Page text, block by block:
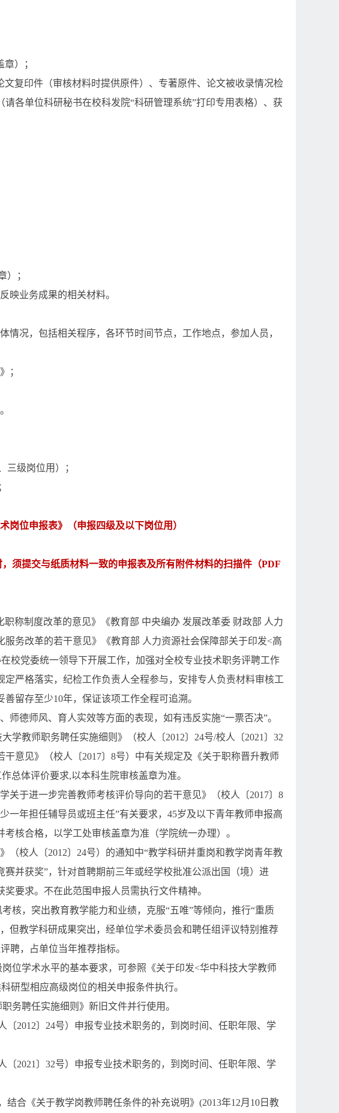
）；
复印件（审核材料时提供原件）、专著原件、论文被收录情况检
各单位科研秘书在校科发院“科研管理系统”打印专用表格）、获
）；
映业务成果的相关材料。
情况，包括相关程序，各环节时间节点，工作地点，参加人员，
；
三级岗位用）；
岗位申报表》（申报四级及以下岗位用）
须提交与纸质材料一致的申报表及所有附件材料的扫描件（PDF
称制度改革的意见》《教育部 中央编办 发展改革委 财政部 人力
务改革的若干意见》《教育部 人力资源社会保障部关于印发<高
校党委统一领导下开展工作，加强对全校专业技术职务评聘工作
严格落实，纪检工作负责人全程参与，安排专人负责材料审核工
善留存至少10年，保证该项工作全程可追溯。
德师风、育人实效等方面的表现，如有违反实施“一票否决”。
学教师职务聘任实施细则》（校人〔2012〕 24号/校人〔2021 〕 32
干意见》（校人〔2017〕 8号）中有关规定及《关于职称晋升教师
总体评价要求,以本科生院审核盖章为准。
关于进一步完善教师考核评价导向的若干意见》（校人〔2017〕 8
一年担任辅导员或班主任”有关要求， 45岁及以下青年教师申报高
核合格，以学工处审核盖章为准（学院统一办理）。
（校人〔2012〕 24号）的通知中“教学科研并重岗和教学岗青年教
并获奖”，针对首聘期前三年或经学校批准公派出国（境）进
要求。不在此范围申报人员需执行文件精神。
核，突出教育教学能力和业绩，克服“五唯”等倾向，推行“重质
但教学科研成果突出，经单位学术委员会和聘任组评议特别推荐
聘，占单位当年推荐指标。
位学术水平的基本要求，可参照《关于印发<华中科技大学教师
研型相应高级岗位的相关申报条件执行。
务聘任实施细则》新旧文件并行使用。
〔2012〕 24号）申报专业技术职务的，到岗时间、任职年限、学
〔2021 〕 32号）申报专业技术职务的，到岗时间、任职年限、学
结合《关于教学岗教师聘任条件的补充说明》 (2013年12月 10 日教